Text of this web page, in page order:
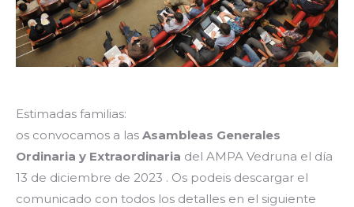
Estimadas familias:
os convocamos a las Asambleas Generales
Ordinaria y Extraordinaria del AMPA Vedruna el día
13 de diciembre de 2023 . Os podeis descargar el
comunicado con todos los detalles en el siguiente